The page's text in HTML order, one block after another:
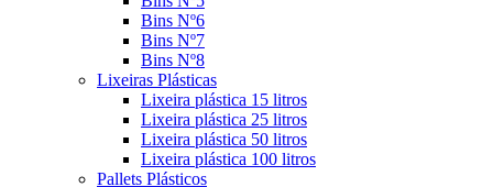
Bins Nº6
Bins Nº7
Bins Nº8
Lixeiras Plásticas
Lixeira plástica 15 litros
Lixeira plástica 25 litros
Lixeira plástica 50 litros
Lixeira plástica 100 litros
Pallets Plásticos